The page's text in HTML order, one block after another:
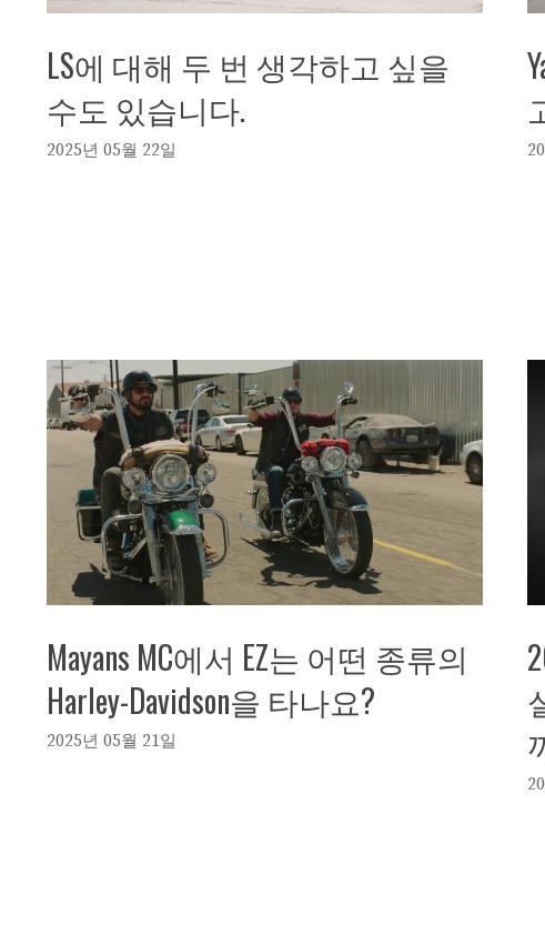
LS에 대해 두 번 생각하고 싶을
수도 있습니다.
2025년 05월 22일
Mayans MC에서 EZ는 어떤 종류의
Harley-Davidson을 타나요?
2025년 05월 21일